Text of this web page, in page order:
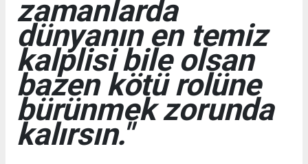
zamanlarda
dünyanın en temiz
kalplisi bile olsan
bazen kötü rolüne
bürünmek zorunda
kalırsın."